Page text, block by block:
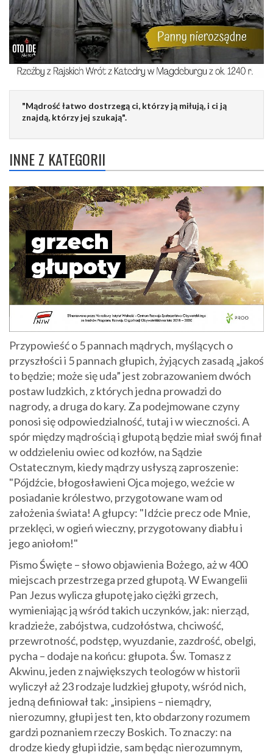
"Mądrość łatwo dostrzegą ci, którzy ją miłują, i ci ją
znajdą, którzy jej szukają".
INNE Z KATEGORII
Przypowieść o 5 pannach mądrych, myślących o
przyszłości i 5 pannach głupich, żyjących zasadą „jakoś
to będzie; może się uda” jest zobrazowaniem dwóch
postaw ludzkich, z których jedna prowadzi do
nagrody, a druga do kary. Za podejmowane czyny
ponosi się odpowiedzialność, tutaj i w wieczności. A
spór między mądrością i głupotą będzie miał swój finał
w oddzieleniu owiec od kozłów, na Sądzie
Ostatecznym, kiedy mądrzy usłyszą zaproszenie:
"Pójdźcie, błogosławieni Ojca mojego, weźcie w
posiadanie królestwo, przygotowane wam od
założenia świata! A głupcy: "Idźcie precz ode Mnie,
przeklęci, w ogień wieczny, przygotowany diabłu i
jego aniołom!"
Pismo Święte – słowo objawienia Bożego, aż w 400
miejscach przestrzega przed głupotą. W Ewangelii
Pan Jezus wylicza głupotę jako ciężki grzech,
wymieniając ją wśród takich uczynków, jak: nierząd,
kradzieże, zabójstwa, cudzołóstwa, chciwość,
przewrotność, podstęp, wyuzdanie, zazdrość, obelgi,
pycha – dodaje na końcu: głupota. Św. Tomasz z
Akwinu, jeden z największych teologów w historii
wyliczył aż 23 rodzaje ludzkiej głupoty, wśród nich,
jedną definiował tak: „insipiens – niemądry,
nierozumny, głupi jest ten, kto obdarzony rozumem
gardzi poznaniem rzeczy Boskich. To znaczy: na
drodze kiedy głupi idzie, sam będąc nierozumnym,